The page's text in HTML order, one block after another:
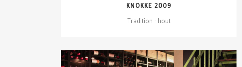
KNOKKE 2009
Tradition - hout